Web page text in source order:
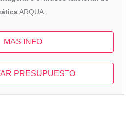
ARQUA.
MAS INFO
PRESUPUESTO